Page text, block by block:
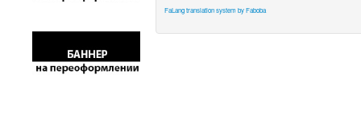
FaLang translation system by Faboba